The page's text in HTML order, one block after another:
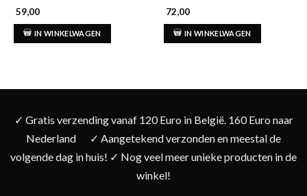
59,00
IN WINKELWAGEN
72,00
IN WINKELWAGEN
✓ Gratis verzending vanaf 120 Euro in België. 160 Euro naar
Nederland
✓ Aangetekend verzonden en meestal de
volgende dag in huis! ✓ Nog veel meer unieke producten in de
winkel!